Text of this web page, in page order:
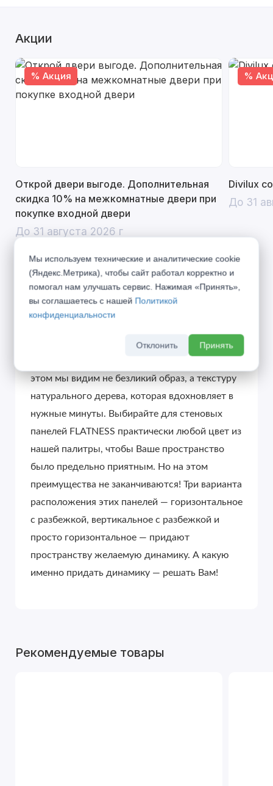
Акции
% Акция
Открой двери выгоде. Дополнительная
скидка 10% на межкомнатные двери при
покупке входной двери
До 31 августа 2026 г
%
Divilux
До 31
Описание
предназначены для формирования
этом мы видим не безликий образ, а текстуру
натурального дерева, которая вдохновляет в
нужные минуты. Выбирайте для стеновых
панелей FLATNESS практически любой цвет из
нашей палитры, чтобы Ваше пространство
было предельно приятным. Но на этом
преимущества не заканчиваются! Три варианта
расположения этих панелей — горизонтальное
с разбежкой, вертикальное с разбежкой и
просто горизонтальное — придают
пространству желаемую динамику. А какую
именно придать динамику — решать Вам!
Рекомендуемые товары
Мы используем технические и аналитические cookie
(Яндекс.Метрика), чтобы сайт работал корректно и
помогал нам улучшать сервис. Нажимая «Принять»,
вы соглашаетесь с нашей Политикой
конфиденциальности
Отклонить Принять